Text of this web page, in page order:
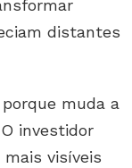
distantes
muda a
investidor
visíveis